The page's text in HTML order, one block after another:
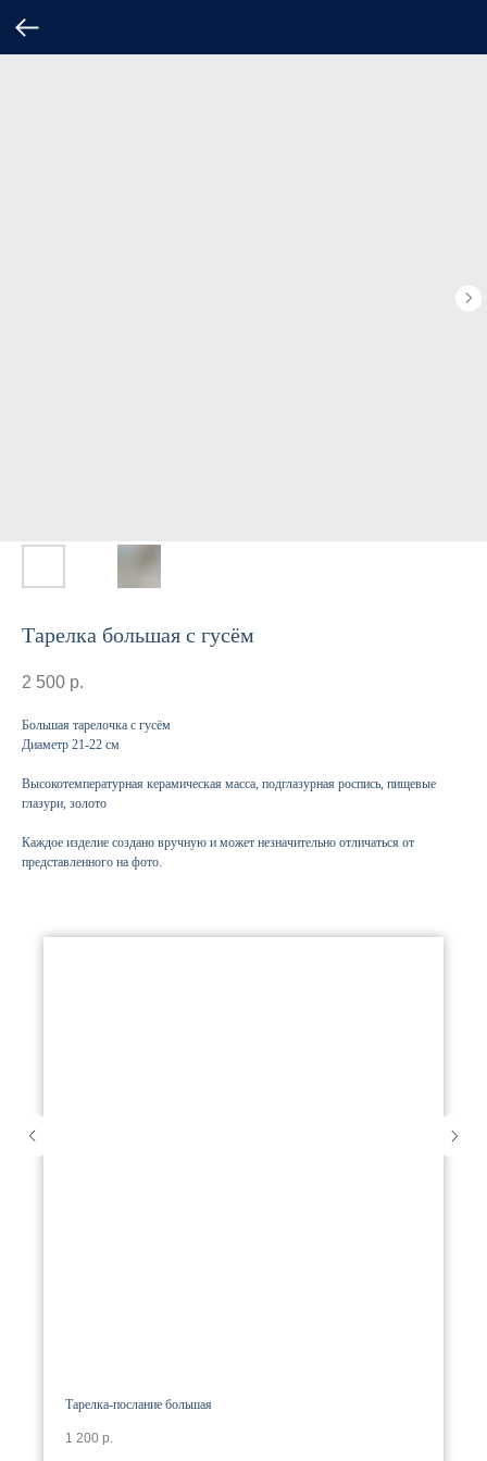
Тарелка большая с гусём
2 500 р.
Большая тарелочка с гусём
Диаметр 21-22 см
Высокотемпературная керамическая масса, подглазурная роспись, пищевые
глазури, золото
Каждое изделие создано вручную и может незначительно отличаться от
представленного на фото.
Тарелка-послание большая
1 200 р.